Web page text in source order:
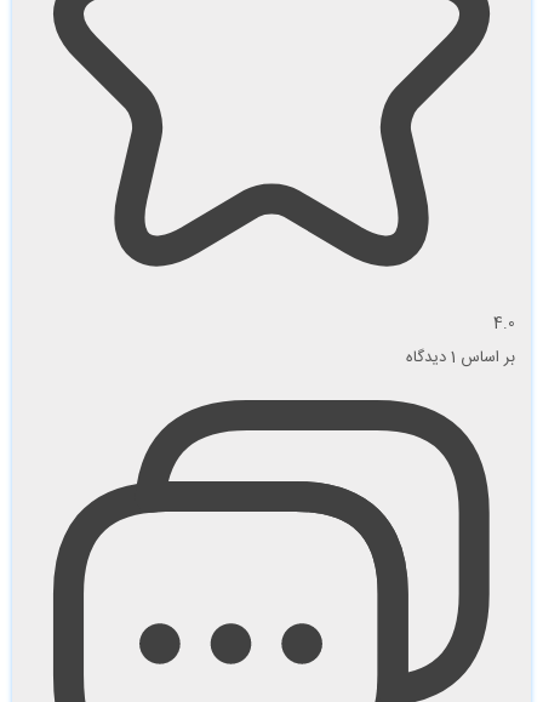
4.0
بر اساس 1 دیدگاه